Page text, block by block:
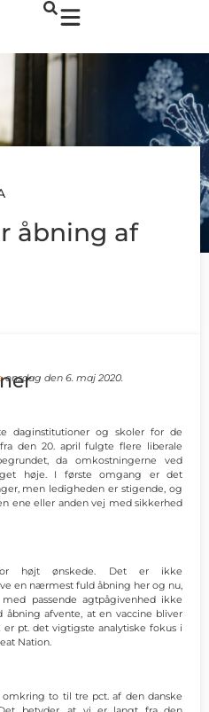
åbning af
onsdag den 6. maj 2020.
daginstitutioner og skoler for de
den 20. april fulgte flere liberale
da omkostningerne ved
høje. I første omgang er det
men ledigheden er stigende, og
ene eller anden vej med sikkerhed
højt ønskede. Det er ikke
en nærmest fuld åbning her og nu,
passende agtpågivenhed ikke
afvente, at en vaccine bliver
pt. det vigtigste analytiske fokus i
Nation.
omkring to til tre pct. af den danske